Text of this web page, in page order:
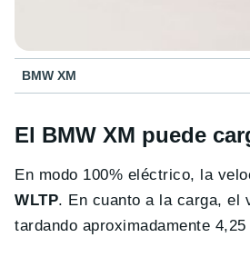
BMW XM
El BMW XM puede
En modo 100% eléctrico, la
WLTP. En cuanto a la carga, el
tardando aproximadamente